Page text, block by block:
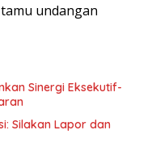
undangan
Sinergi Eksekutif-
Silakan Lapor dan